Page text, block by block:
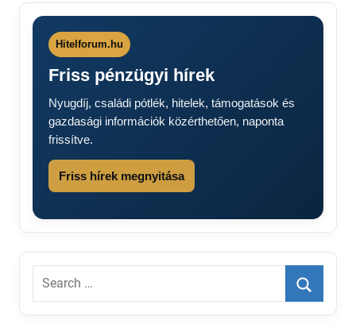
Hitelforum.hu
Friss pénzügyi hírek
Nyugdíj, családi pótlék, hitelek, támogatások és
gazdasági információk közérthetően, naponta
frissítve.
Friss hírek megnyitása
Search
Search